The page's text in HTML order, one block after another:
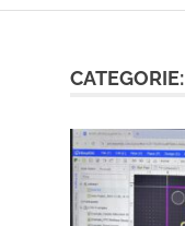
CATEGORIE: